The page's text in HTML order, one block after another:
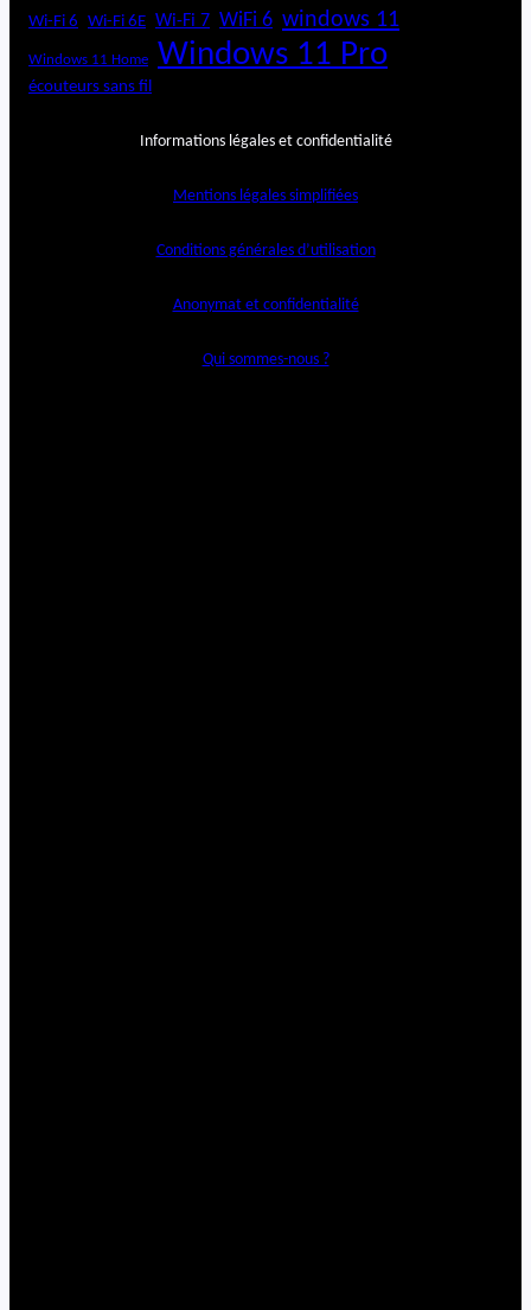
Wi-Fi 6 Wi-Fi 6E Wi-Fi 7 WiFi 6 windows 11
Windows 11 Home Windows 11 Pro
écouteurs sans fil
Informations légales et confidentialité
Mentions légales simplifiées
Conditions générales d’utilisation
Anonymat et confidentialité
Qui sommes-nous ?